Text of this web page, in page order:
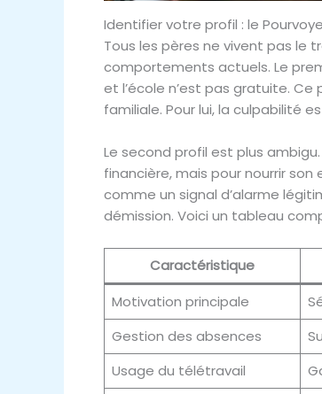
Identifier votre profil : le
Tous les pères ne vivent pas le
comportements actuels. Le
et l’école n’est pas gratuite.
familiale. Pour lui, la culpabilité
Le second profil est plus
financière, mais pour nourrir
comme un signal d’alarme
démission. Voici un tableau
Caractéristique
Motivation principale
Gestion des absences
Usage du télétravail